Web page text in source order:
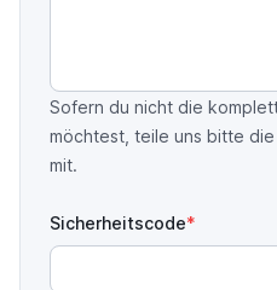
Sofern du nicht die
möchtest, teile uns bitte
mit.
Sicherheitscode